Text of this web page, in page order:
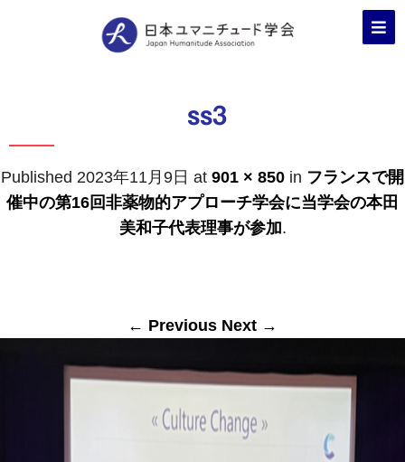
ss3
Published 2023年11月9日 at 901 × 850 in フランスで開
催中の第16回非薬物的アプローチ学会に当学会の本田
美和子代表理事が参加.
← Previous Next →